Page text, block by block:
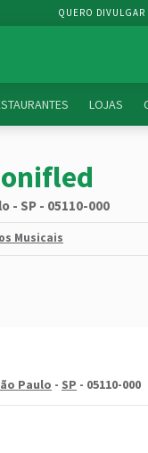
QUERO DIVULGAR
LOJAS
- SP - 05110-000
Musicais
Paulo - SP - 05110-000